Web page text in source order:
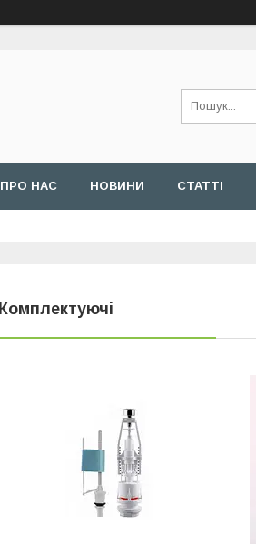
ПРО НАС НОВИНИ СТАТТІ
Комплектуючі